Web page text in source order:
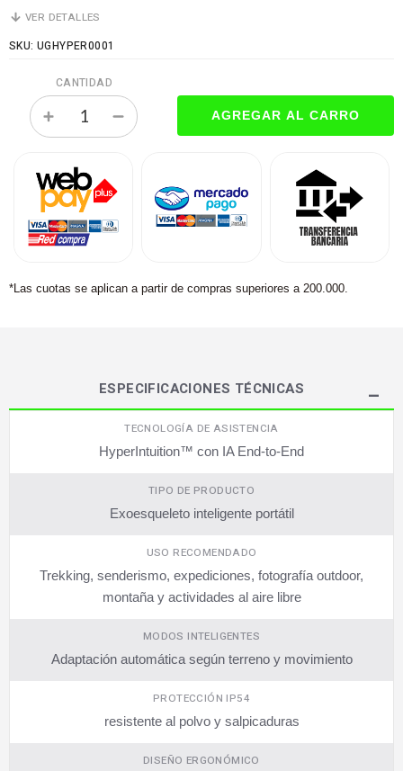
VER DETALLES
SKU: UGHYPER0001
CANTIDAD
*Las cuotas se aplican a partir de compras superiores a 200.000.
ESPECIFICACIONES TÉCNICAS
TECNOLOGÍA DE ASISTENCIA
HyperIntuition™ con IA End-to-End
TIPO DE PRODUCTO
Exoesqueleto inteligente portátil
USO RECOMENDADO
Trekking, senderismo, expediciones, fotografía outdoor,
montaña y actividades al aire libre
MODOS INTELIGENTES
Adaptación automática según terreno y movimiento
PROTECCIÓN IP54
resistente al polvo y salpicaduras
DISEÑO ERGONÓMICO